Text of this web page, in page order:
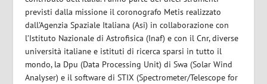
previsti dalla missione il coronografo Metis realizzato
dall’Agenzia Spaziale Italiana(Asi) in collaborazione con
l’Istituto Nazionale di Astrofisica(Inaf) e con ilCnr, diverse
università italiane e istituti di ricerca sparsi in tutto il
mondo, la Dpu (Data Processing Unit) di Swa (Solar Wind
Analyser) e ilsoftware di STIX (Spectrometer/Telescope for